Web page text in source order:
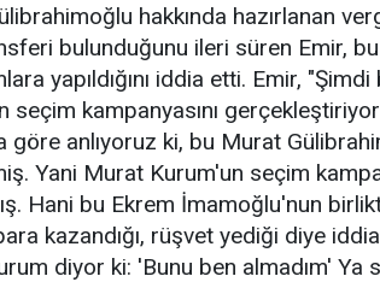
hakkında hazırlanan
bulunduğunu ileri süren Emir,
yapıldığını iddia etti. Emir,
seçim kampanyasını
göre anlıyoruz ki, bu Murat
Yani Murat Kurum'un seçim
Hani bu Ekrem İmamoğlu'nun
kazandığı, rüşvet yediği diye
diyor ki: 'Bunu ben almadım' Ya